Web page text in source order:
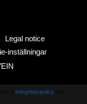
Legal notice
inställningar
Integritetspolicy